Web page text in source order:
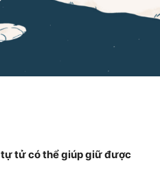
tử có thể giúp giữ được